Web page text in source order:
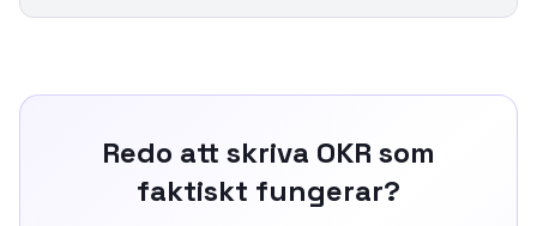
Redo att skriva OKR som
faktiskt fungerar?